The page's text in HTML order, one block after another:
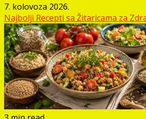
7. kolovoza 2026.
Najbolji Recepti sa Žitaricama za